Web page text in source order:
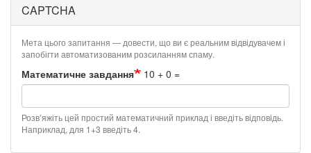
CAPTCHA
Мета цього запитання — довести, що ви є реальним відвідувачем і
запобігти автоматизованим розсиланням спаму.
Математичне завдання 10 + 0 =
Розв’яжіть цей простий математичний приклад і введіть відповідь.
Наприклад, для 1+3 введіть 4.